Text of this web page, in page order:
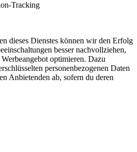
Tracking
dieses Dienstes können wir den Erfolg
besser nachvollziehen,
optimieren. Dazu
personenbezogenen Daten
Anbietenden ab, sofern du deren